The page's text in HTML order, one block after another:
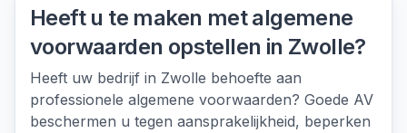
Heeft u te maken metalgemene
voorwaarden opstellen in Zwolle?
Heeft uw bedrijf in Zwolle behoefte aan
professionele algemene voorwaarden? Goede AV
beschermen u tegen aansprakelijkheid, beperken